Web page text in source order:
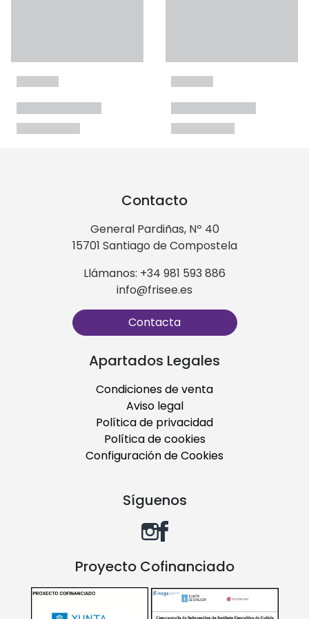
Contacto
General Pardiñas, Nº 40
15701 Santiago de Compostela
Llámanos: +34 981 593 886
info@frisee.es
Contacta
Apartados Legales
Condiciones de venta
Aviso legal
Política de privacidad
Política de cookies
Configuración de Cookies
Síguenos
Proyecto Cofinanciado